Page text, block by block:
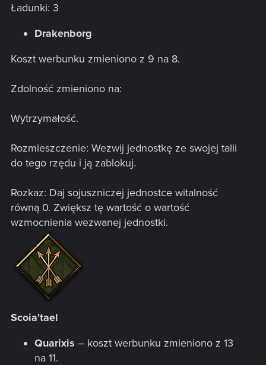
Ładunki: 3
Drakenborg
Koszt werbunku zmieniono z 9 na 8.
Zdolność zmieniono na:
Wytrzymałość.
Rozmieszczenie: Wezwij jednostkę ze swojej talii
do tego rzędu i ją zablokuj.
Rozkaz: Daj sojuszniczej jednostce witalność
równą 0. Zwiększ tę wartość o wartość
wzmocnienia wezwanej jednostki.
Scoia'tael
Quarixis – koszt werbunku zmieniono z 13
na 11.